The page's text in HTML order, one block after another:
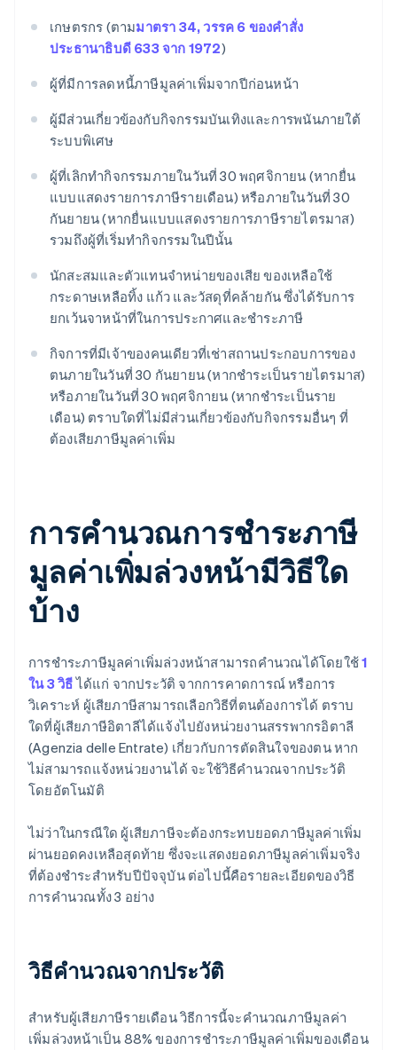
เกษตรกร (ตามมาตรา 34, วรรค 6 ของคำสั่ง
ประธานาธิบดี 633 จาก 1972)
ผู้ที่มีการลดหนี้ภาษีมูลค่าเพิ่มจากปีก่อนหน้า
ผู้มีส่วนเกี่ยวข้องกับกิจกรรมบันเทิงและการพนันภายใต้
ระบบพิเศษ
ผู้ที่เลิกทํากิจกรรมภายในวันที่ 30 พฤศจิกายน (หากยื่น
แบบแสดงรายการภาษีรายเดือน) หรือภายในวันที่ 30
กันยายน (หากยื่นแบบแสดงรายการภาษีรายไตรมาส)
รวมถึงผู้ที่เริ่มทํากิจกรรมในปีนั้น
นักสะสมและตัวแทนจําหน่ายของเสีย ของเหลือใช้
กระดาษเหลือทิ้ง แก้ว และวัสดุที่คล้ายกัน ซึ่งได้รับการ
ยกเว้นจาหน้าที่ในการประกาศและชําระภาษี
กิจการที่มีเจ้าของคนเดียวที่เช่าสถานประกอบการของ
ตนภายในวันที่ 30 กันยายน (หากชําระเป็นรายไตรมาส)
หรือภายในวันที่ 30 พฤศจิกายน (หากชําระเป็นราย
เดือน) ตราบใดที่ไม่มีส่วนเกี่ยวข้องกับกิจกรรมอื่นๆ ที่
ต้องเสียภาษีมูลค่าเพิ่ม
การคำนวณการชำระภาษี
มูลค่าเพิ่มล่วงหน้ามีวิธีใด
บ้าง
การชำระภาษีมูลค่าเพิ่มล่วงหน้าสามารถคํานวณได้โดยใช้1
ใน 3 วิธีได้แก่ จากประวัติ จากการคาดการณ์ หรือการ
วิเคราะห์ ผู้เสียภาษีสามารถเลือกวิธีที่ตนต้องการได้ ตราบ
ใดที่ผู้เสียภาษีอิตาลีได้แจ้งไปยังหน่วยงานสรรพากรอิตาลี
(Agenzia delle Entrate) เกี่ยวกับการตัดสินใจของตน หาก
ไม่สามารถแจ้งหน่วยงานได้ จะใช้วิธีคำนวณจากประวัติ
โดยอัตโนมัติ
ไม่ว่าในกรณีใด ผู้เสียภาษีจะต้องกระทบยอดภาษีมูลค่าเพิ่ม
ผ่านยอดคงเหลือสุดท้าย ซึ่งจะแสดงยอดภาษีมูลค่าเพิ่มจริง
ที่ต้องชําระสําหรับปีปัจจุบัน ต่อไปนี้คือรายละเอียดของวิธี
การคํานวณทั้ง 3 อย่าง
วิธีคำนวณจากประวัติ
สําหรับผู้เสียภาษีรายเดือน วิธีการนี้จะคํานวณภาษีมูลค่า
เพิ่มล่วงหน้าเป็น 88% ของการชําระภาษีมูลค่าเพิ่มของเดือน